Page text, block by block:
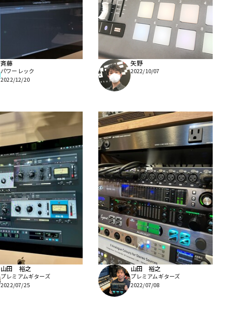
斉藤
パワーレック
2022/12/20
矢野
2022/10/07
山田 裕之
プレミアムギターズ
2022/07/25
山田 裕之
プレミアムギターズ
2022/07/08